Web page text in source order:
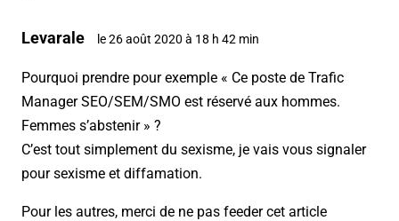
Levarale le 26 août 2020 à 18 h 42 min
Pourquoi prendre pour exemple « Ce poste de Trafic
Manager SEO/SEM/SMO est réservé aux hommes.
Femmes s’abstenir » ?
C’est tout simplement du sexisme, je vais vous signaler
pour sexisme et diffamation.
Pour les autres, merci de ne pas feeder cet article